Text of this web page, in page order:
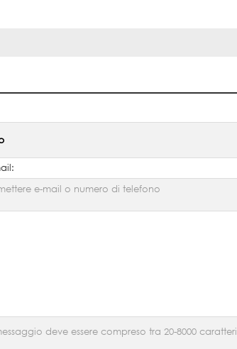
e-mail o numero di telefono
deve essere compreso tra 20-8000 caratteri